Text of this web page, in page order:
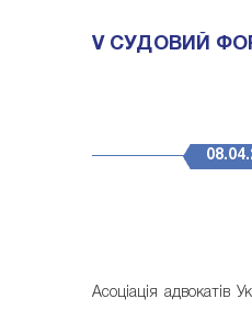
V СУДОВИЙ
Асоціація адвокатів